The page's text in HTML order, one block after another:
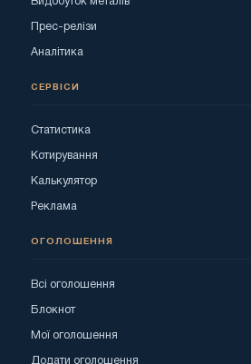
Прес-релізи
Аналітика
СЕРВІСИ
Статистика
Котирування
Калькулятор
Реклама
ОГОЛОШЕННЯ
Всі оголошення
Блокнот
Мої оголошення
Додати оголошення